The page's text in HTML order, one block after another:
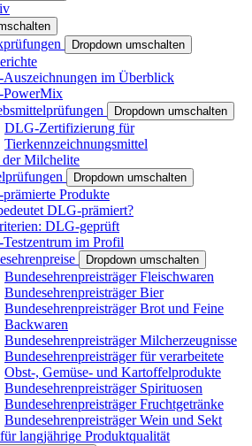
Dropdown umschalten
im Überblick
Dropdown umschalten
DLG-Zertifizierung für
Tierkennzeichnungsmittel
der Milchelite
Dropdown umschalten
Produkte
DLG-prämiert?
DLG-geprüft
im Profil
Dropdown umschalten
Bundesehrenpreisträger Fleischwaren
Bundesehrenpreisträger Bier
Bundesehrenpreisträger Brot und Feine
Backwaren
Bundesehrenpreisträger Milcherzeugnisse
Bundesehrenpreisträger für verarbeitete
Obst-, Gemüse- und Kartoffelprodukte
Bundesehrenpreisträger Spirituosen
Bundesehrenpreisträger Fruchtgetränke
Bundesehrenpreisträger Wein und Sekt
langjährige Produktqualität